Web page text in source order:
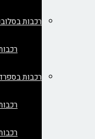
רכבות
רכבות